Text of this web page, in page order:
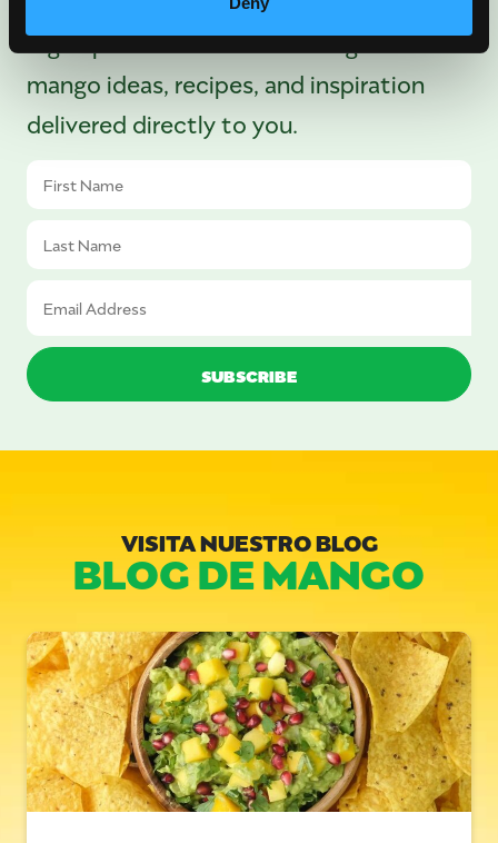
Sign up for our newsletter to get fresh
mango ideas, recipes, and inspiration
delivered directly to you.
VISITA NUESTRO BLOG
BLOG DE MANGO